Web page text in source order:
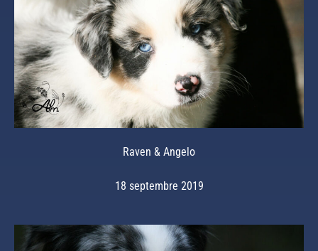
Raven & Angelo
18 septembre 2019